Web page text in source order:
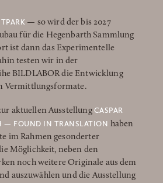
— so wird der bis 2027
für die Hegenbarth Sammlung
ist dann das Experimentelle
testen wir in der
BILDLABOR die Entwicklung
Vermittlungsformate.
aktuellen Ausstellung CASPAR
— FOUND IN TRANSLATION haben
im Rahmen gesonderter
Möglichkeit, neben den
noch weitere Originale aus dem
auszuwählen und die Ausstellung